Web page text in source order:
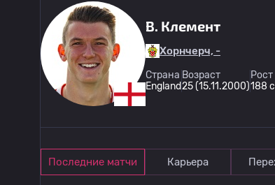
B. Клемент
Хорнчерч, -
Страна
England
Возраст
25 (15.11.2000)
Рост
188
Последние матчи Карьера